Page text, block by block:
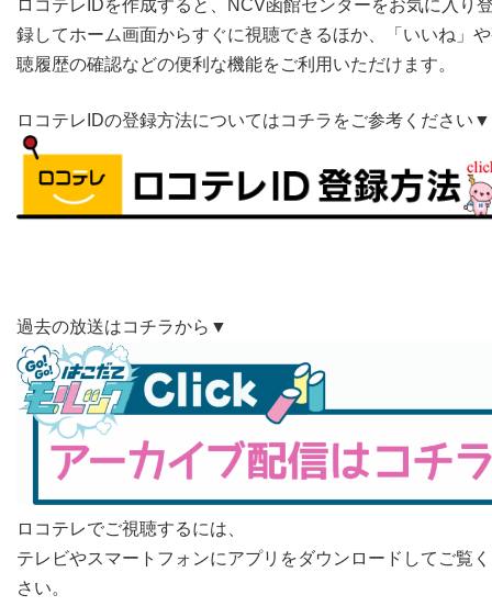
ロコテレIDを作成すると、NCV函館センターをお気に入り
録してホーム画面からすぐに視聴できるほか、「いいね」
聴履歴の確認などの便利な機能をご利用いただけます。
ロコテレIDの登録方法についてはコチラをご参考ください▼
過去の放送はコチラから▼
ロコテレでご視聴するには、
テレビやスマートフォンにアプリをダウンロードしてご覧
さい。